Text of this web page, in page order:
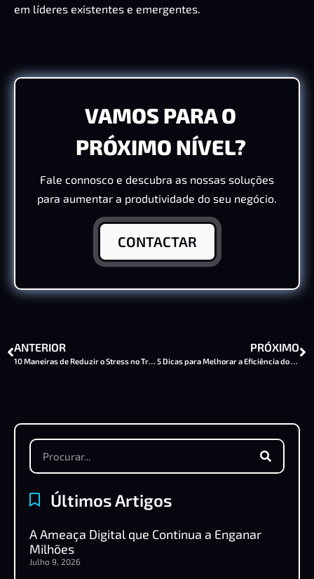
em líderes existentes e emergentes.
VAMOS PARA O
PRÓXIMO NÍVEL?
Fale connosco e descubra as nossas soluções
para aumentar a produtividade do seu negócio.
CONTACTAR
ANTERIOR
10 Maneiras de Reduzir o Stress no Trabalho
PRÓXIMO
5 Dicas para Melhorar a Eficiência do seu Negócio
Últimos Artigos
A Ameaça Digital que Continua a Enganar
Milhões
Julho 9, 2026